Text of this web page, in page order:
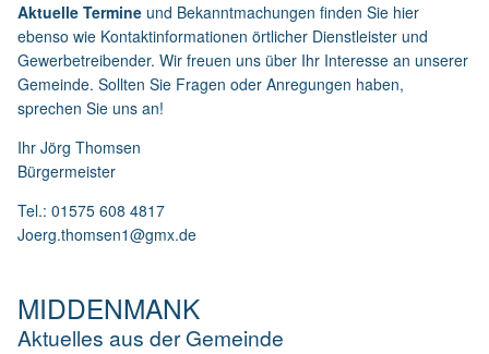
Aktuelle Termineund Bekanntmachungen finden Sie hier
ebenso wie Kontaktinformationen örtlicher Dienstleister und
Gewerbetreibender. Wir freuen uns über Ihr Interesse an unserer
Gemeinde. Sollten Sie Fragen oder Anregungen haben,
sprechen Sie uns an!
Ihr Jörg Thomsen
Bürgermeister
Tel.: 01575 608 4817
Joerg.thomsen1@gmx.de
MIDDENMANK
Aktuelles aus der Gemeinde